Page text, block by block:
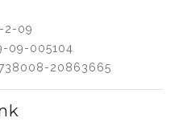
2-09
09-005104
20863665